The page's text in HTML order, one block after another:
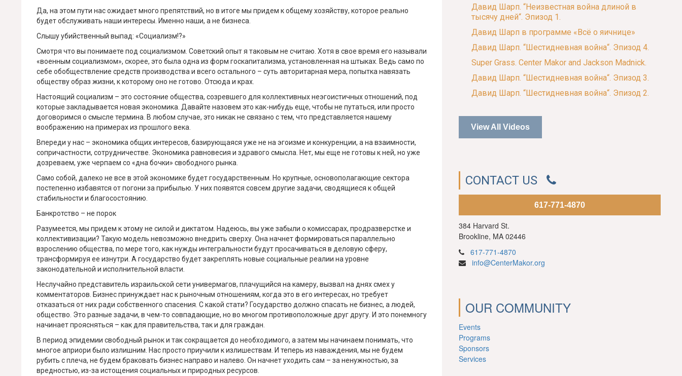
Да, на этом пути нас ожидает много препятствий, но в итоге мы придем к общему хозяйству, которое реально
будет обслуживать наши интересы. Именно наши, а не бизнеса.
Слышу убийственный выпад: «Социализм!?»
Смотря что вы понимаете под социализмом. Советский опыт я таковым не считаю. Хотя в свое время его называли
«военным социализмом», скорее, это была одна из форм госкапитализма, установленная на штыках. Ведь само по
себе обобществление средств производства и всего остального – суть авторитарная мера, попытка навязать
обществу образ жизни, к которому оно не готово. Отсюда и крах.
Настоящий социализм – это состояние общества, созревшего для коллективных неэгоистичных отношений, под
которые закладывается новая экономика. Давайте назовем это как-нибудь еще, чтобы не путаться, или просто
договоримся о смысле термина. В любом случае, это никак не связано с тем, что представляется нашему
воображению на примерах из прошлого века.
Впереди у нас – экономика общих интересов, базирующаяся уже не на эгоизме и конкуренции, а на взаимности,
сопричастности, сотрудничестве. Экономика равновесия и здравого смысла. Нет, мы еще не готовы к ней, но уже
дозреваем, уже черпаем со «дна бочки» свободного рынка.
Само собой, далеко не все в этой экономике будет государственным. Но крупные, основополагающие сектора
постепенно избавятся от погони за прибылью. У них появятся совсем другие задачи, сводящиеся к общей
стабильности и благосостоянию.
Банкротство – не порок
Разумеется, мы придем к этому не силой и диктатом. Надеюсь, вы уже забыли о комиссарах, продразверстке и
коллективизации? Такую модель невозможно внедрить сверху. Она начнет формироваться параллельно
взрослению общества, по мере того, как нужды интегральности будут просачиваться в деловую сферу,
трансформируя ее изнутри. А государство будет закреплять новые социальные реалии на уровне
законодательной и исполнительной власти.
Неслучайно представитель израильской сети универмагов, плачущийся на камеру, вызвал на днях смех у
комментаторов. Бизнес принуждает нас к рыночным отношениям, когда это в его интересах, но требует
отказаться от них ради собственного спасения. С какой стати? Государство должно спасать не бизнес, а людей,
общество. Это разные задачи, в чем-то совпадающие, но во многом противоположные друг другу. И это понемногу
начинает проясняться – как для правительства, так и для граждан.
В период эпидемии свободный рынок и так сокращается до необходимого, а затем мы начинаем понимать, что
многое априори было излишним. Нас просто приучили к излишествам. И теперь из наваждения, мы не будем
рубить с плеча, не будем браковать бизнес направо и налево. Он начнет уходить сам – за ненужностью, за
вредностью, из-за истощения социальных и природных ресурсов.
Давид Шарп. “Неизвестная война длиной в
тысячу дней“. Эпизод 1.
Давид Шарп в программе «Всё о яичнице»
Давид Шарп. “Шестидневная война“. Эпизод 4.
Super Grass. Center Makor and Jackson Madnick.
Давид Шарп. “Шестидневная война“. Эпизод 3.
Давид Шарп. “Шестидневная война“. Эпизод 2.
View All Videos
CONTACT US
617-771-4870
384 Harvard St.
Brookline, MA 02446
617-771-4870
info@CenterMakor.org
OUR COMMUNITY
Events
Programs
Sponsors
Services